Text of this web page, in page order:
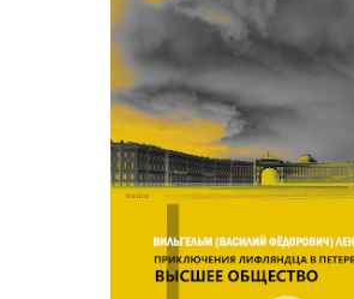
Василий
Приключения
Петербурге